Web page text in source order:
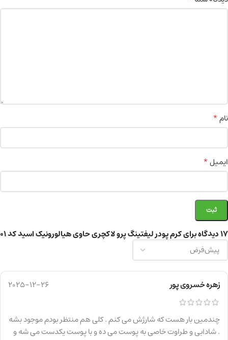
17 دیدگاه برای کرم پودر لیفتینگ پرو لاکچری حاوی هیالورونیک اسید کد 01
زهره خسروی پور 2025-12-26
چندمین بار هست که شارژش می کنم . کلی هم منتظر بودم موجود بشه
. شادابی و طراوت خاصی به پوست می ده و با پوست یکدست می شه و
نام*
ایمیل*